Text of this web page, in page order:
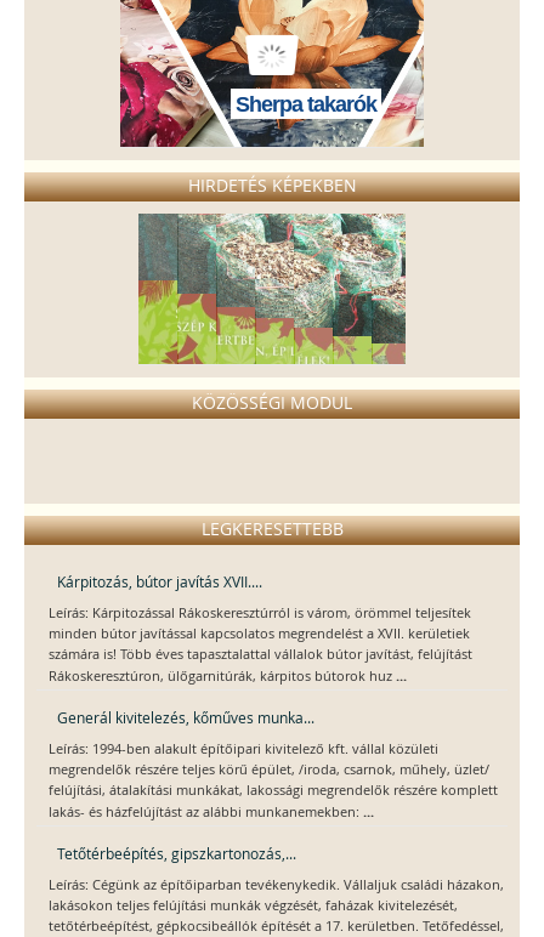
Sherpa takarók
HIRDETÉS KÉPEKBEN
KÖZÖSSÉGI MODUL
LEGKERESETTEBB
Kárpitozás, bútor javítás XVII....
Leírás: Kárpitozással Rákoskeresztúrról is várom, örömmel teljesítek
minden bútor javítással kapcsolatos megrendelést a XVII. kerületiek
számára is! Több éves tapasztalattal vállalok bútor javítást, felújítást
Rákoskeresztúron, ülőgarnitúrák, kárpitos bútorok huz ...
Generál kivitelezés, kőműves munka...
Leírás: 1994-ben alakult építőipari kivitelező kft. vállal közületi
megrendelők részére teljes körű épület, /iroda, csarnok, műhely, üzlet/
felújítási, átalakítási munkákat, lakossági megrendelők részére komplett
lakás- és házfelújítást az alábbi munkanemekben: ...
Tetőtérbeépítés, gipszkartonozás,...
Leírás: Cégünk az építőiparban tevékenykedik. Vállaljuk családi házakon,
lakásokon teljes felújítási munkák végzését, faházak kivitelezését,
tetőtérbeépítést, gépkocsibeállók építését a 17. kerületben. Tetőfedéssel,